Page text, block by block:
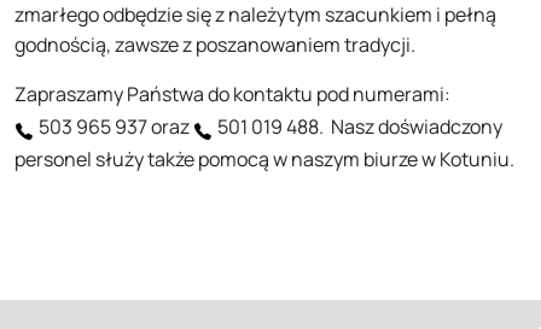
zmarłego odbędzie się z należytym szacunkiem i pełną
godnością, zawsze z poszanowaniem tradycji.
Zapraszamy Państwa do kontaktu pod numerami:
503 965 937oraz 501 019 488. Nasz doświadczony
personel służy także pomocą w naszym biurze w Kotuniu.